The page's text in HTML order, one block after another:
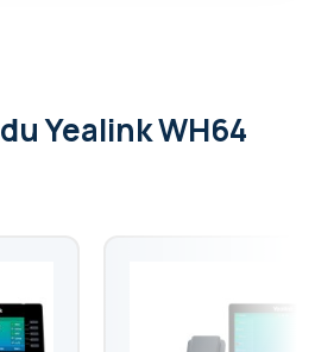
du Yealink WH64